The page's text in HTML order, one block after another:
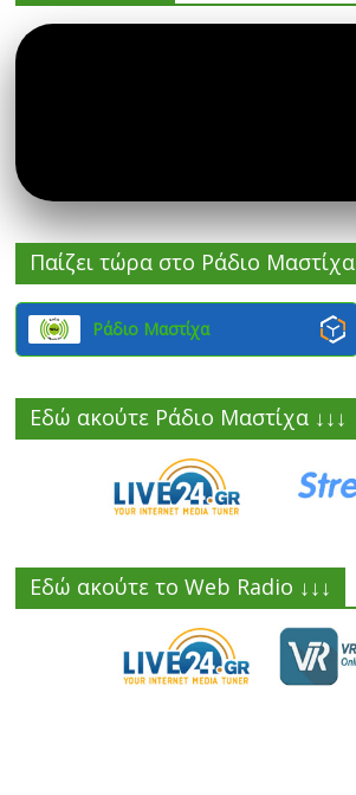
Παίζει τώρα στο Ράδιο Μαστίχα
Ράδιο Μαστίχα
Εδώ ακούτε Ράδιο Μαστίχα ↓↓↓
Εδώ ακούτε το Web Radio ↓↓↓